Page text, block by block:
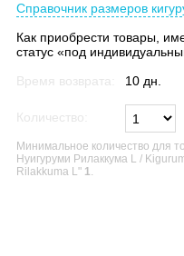
Справочник размеров
Как приобрести товары,
статус «под
Время возврата:
10 дн.
Количество:
Минимальное количество для
Нуигуруми Рилаккума L /
Rilakkuma L" 1.